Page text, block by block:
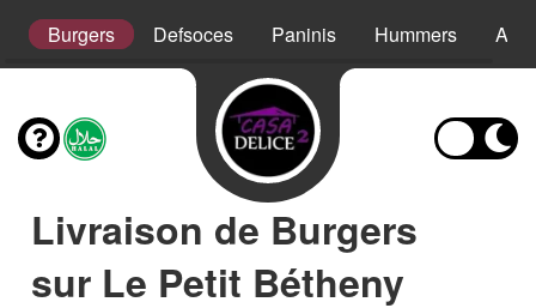
Burgers Defsoces Paninis Hummers
Livraison de Burgers
sur Le Petit Bétheny